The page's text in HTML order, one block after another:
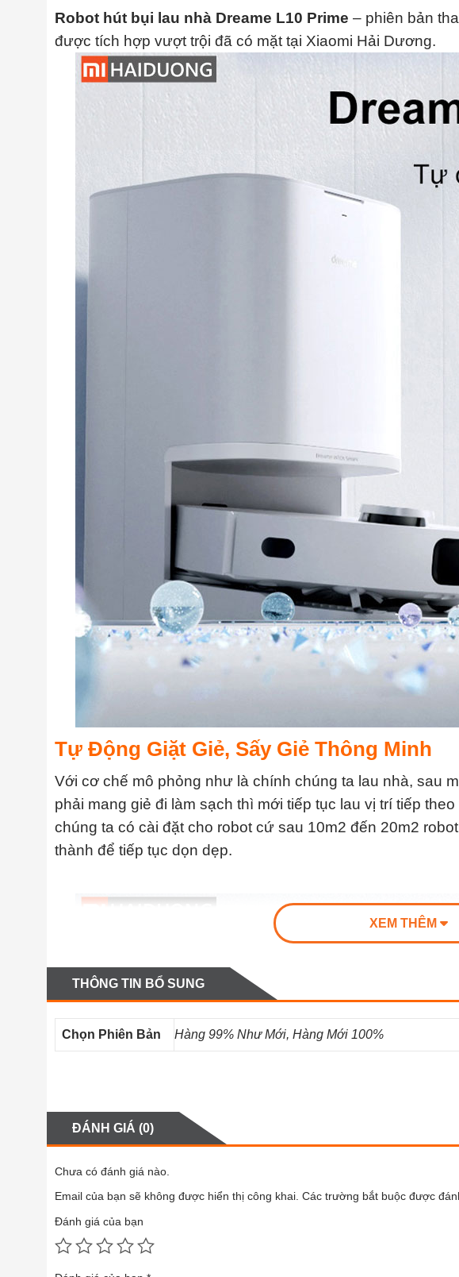
Robot hút bụi lau nhà Dreame L10 Prime – phiên bản
được tích hợp vượt trội đã có mặt tại Xiaomi Hải Dương.
Tự Động Giặt Giẻ, Sấy Giẻ Thông Minh
Với cơ chế mô phỏng như là chính chúng ta lau nhà, sau
phải mang giẻ đi làm sạch thì mới tiếp tục lau vị trí tiếp
chúng ta có cài đặt cho robot cứ sau 10m2 đến 20m2
thành để tiếp tục dọn dẹp.
XEM THÊM
THÔNG TIN BỔ SUNG
Chọn Phiên Bản Hàng 99% Như Mới, Hàng Mới 100%
ĐÁNH GIÁ (0)
Chưa có đánh giá nào.
Email của bạn sẽ không được hiển thị công khai. Các trường bắt buộc được
Đánh giá của bạn